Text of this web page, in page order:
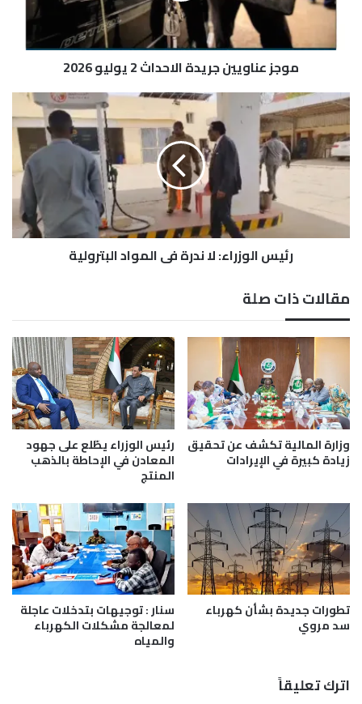
ج
ر
ي
د
ة
ل
ح
2
ي
و
و
2
0
2
6
موجز عناويين جريدة الاحداث 2 يوليو 2026
ر
ئ
ي
س
ا
و
ر
ل
ا
ن
ة
ف
ي
ا
ل
ا
ا
ل
ب
ت
ر
و
ة
رئيس الوزراء: لا ندرة في المواد البترولية
مقالات ذات صلة
وزارة المالية تكشف عن تحقيق
زيادة كبيرة في الإيرادات
رئيس الوزراء يطّلع على جهود
المعادن في الإحاطة بالذهب
المنتج
تطورات جديدة بشأن كهرباء
سد مروي
سنار : توجيهات بتدخلات عاجلة
لمعالجة مشكلات الكهرباء
والمياه
اترك تعليقاً